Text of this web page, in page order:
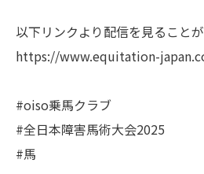
以下リンクより配信を見ることが
https://www.equitation-
#oiso乗馬クラブ
#全日本障害馬術大会2025
#馬